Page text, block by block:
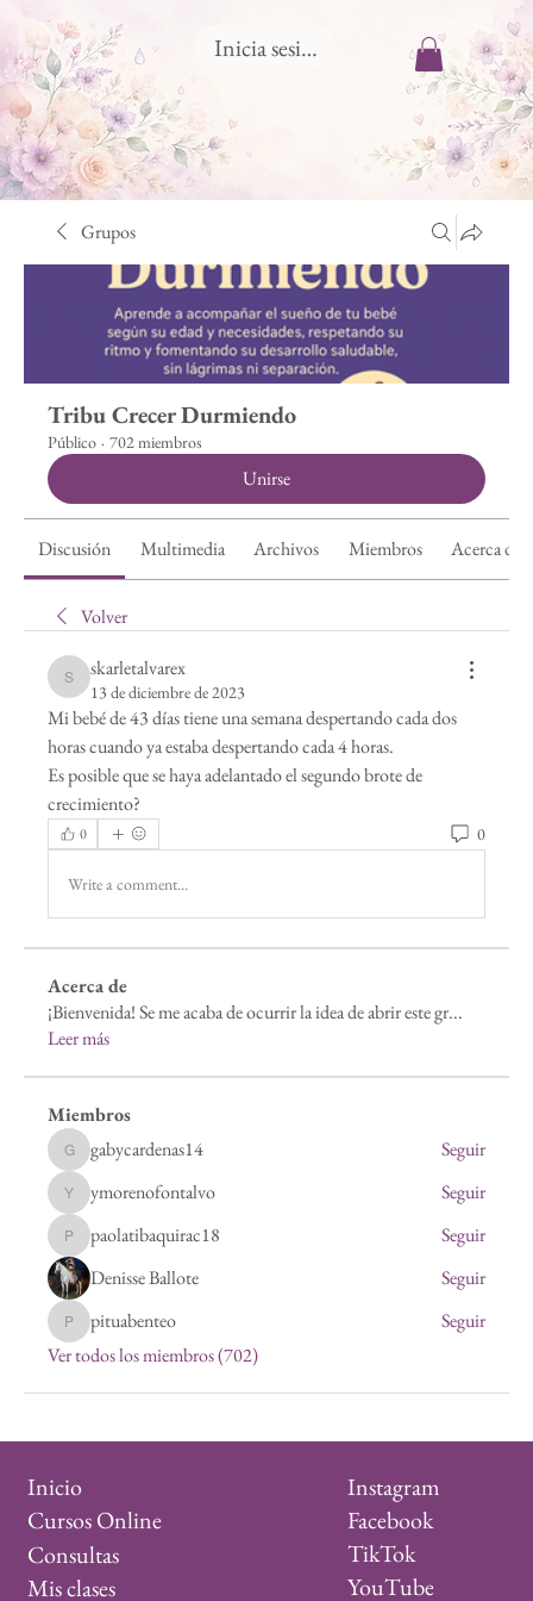
Inicia sesión
Grupos
Tribu Crecer Durmiendo
Público · 702 miembros
Unirse
Discusión Multimedia Archivos Miembros Acerca de
Volver
skarletalvarex
skarletalvarex
13 de diciembre de 2023
Mi bebé de 43 días tiene una semana despertando cada dos
horas cuando ya estaba despertando cada 4 horas.
Es posible que se haya adelantado el segundo brote de
crecimiento?
0 0
Write a comment...
Acerca de
¡Bienvenida! Se me acaba de ocurrir la idea de abrir este gr...
Leer más
Miembros
gabycardenas14
gabycardenas14 Seguir
ymorenofontalvo
ymorenofontalvo Seguir
paolatibaquirac18
paolatibaquirac18
Seguir
Denisse Ballote
Seguir
pituabenteo
pituabenteo
Seguir
Ver todos los miembros (702)
Inicio
Cursos Online
Consultas
Mis clases
Instagram
Facebook
TikTok
YouTube